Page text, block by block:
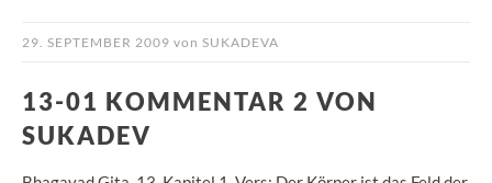
29. SEPTEMBER 2009 von SUKADEVA
13-01 KOMMENTAR 2 VON
SUKADEV